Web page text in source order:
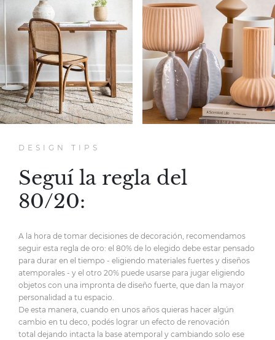
DESIGN TIPS
Seguí la regla del
80/20:
A la hora de tomar decisiones de decoración, recomendamos
seguir esta regla de oro: el 80% de lo elegido debe estar pensado
para durar en el tiempo - eligiendo materiales fuertes y diseños
atemporales - y el otro 20% puede usarse para jugar eligiendo
objetos con una impronta de diseño fuerte, que dan la mayor
personalidad a tu espacio.
De esta manera, cuando en unos años quieras hacer algún
cambio en tu deco, podés lograr un efecto de renovación
total dejando intacta la base atemporal y cambiando solo ese